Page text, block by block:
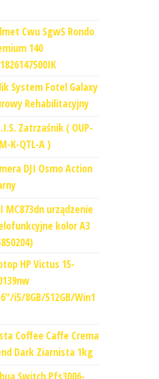
Cwu SgwS Rondo
140
System Fotel Galaxy
Rehabilitacyjny
Zatrzaśnik ( OUP-
K-QTL-A )
DJI Osmo Action
MC873dn urządzenie
kolor A3
HP Victus 15-
i5/8GB/512GB/Win1
Coffee Caffe Crema
Dark Ziarnista 1kg